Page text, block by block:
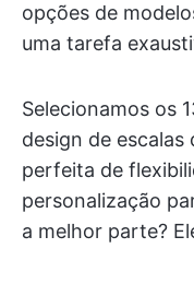
opções de
uma tarefa
Selecionamos os
design de
perfeita de
personalização
a melhor parte?